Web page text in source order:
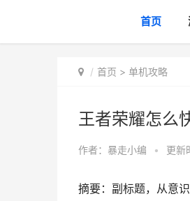
首页
首页 > 单机攻略
王者荣耀怎么
作者： 暴走小编 • 更新
摘要：副标题，从意